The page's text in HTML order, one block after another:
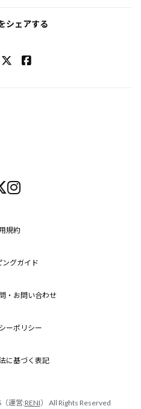
シェアする
規約
ングガイド
・お問い合わせ
ーポリシー
に基づく表記
（運営:RENI） All Rights Reserved